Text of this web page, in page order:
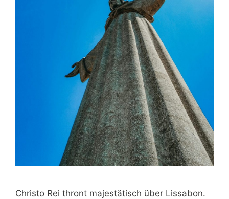
Christo Rei thront majestätisch über Lissabon.